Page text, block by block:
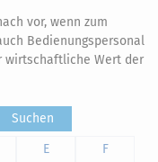
vor, wenn zum
Bedienungspersonal
wirtschaftliche Wert der
Suchen
E
F